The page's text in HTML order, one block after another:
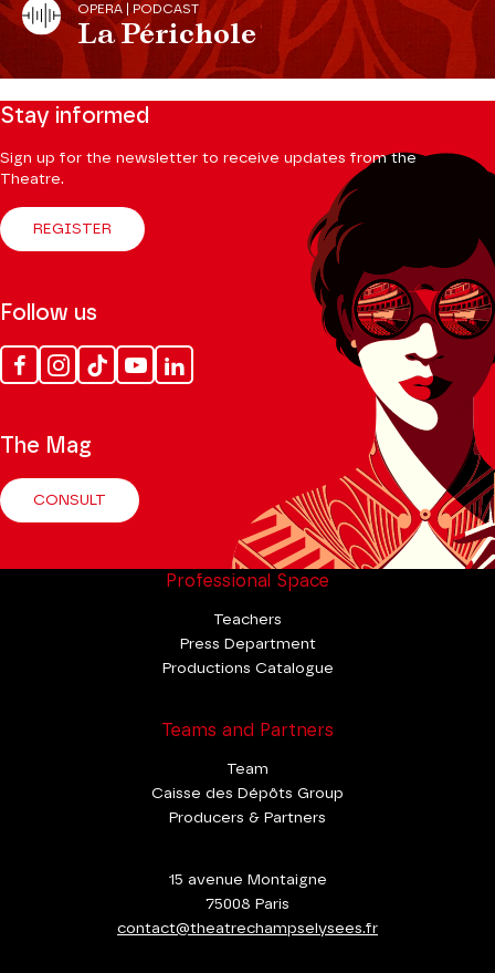
OPERA | PODCAST
La Périchole
Stay informed
Sign up for the newsletter to receive updates from the
Theatre.
REGISTER
Follow us
FacebookInstagram
Tik
Tok
YoutubeLinkedin
The Mag
CONSULT
Professional Space
Teachers
Press Department
Productions Catalogue
Teams and Partners
Team
Caisse des Dépôts Group
Producers & Partners
15 avenue Montaigne
75008 Paris
contact@theatrechampselysees.fr